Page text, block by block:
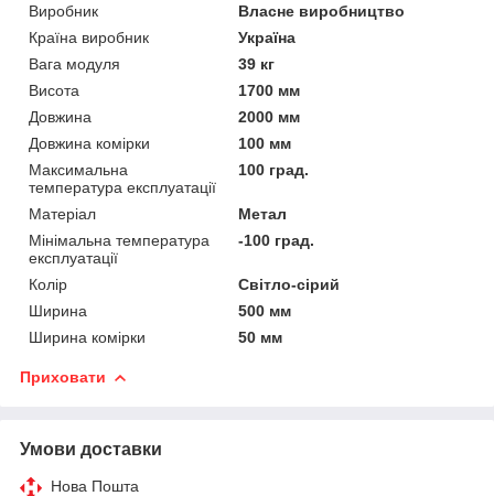
Виробник
Власне виробництво
Країна виробник
Україна
Вага модуля
39 кг
Висота
1700 мм
Довжина
2000 мм
Довжина комірки
100 мм
Максимальна
температура експлуатації
100 град.
Матеріал
Метал
Мінімальна температура
експлуатації
-100 град.
Колір
Світло-сірий
Ширина
500 мм
Ширина комірки
50 мм
Приховати
Умови доставки
Нова Пошта